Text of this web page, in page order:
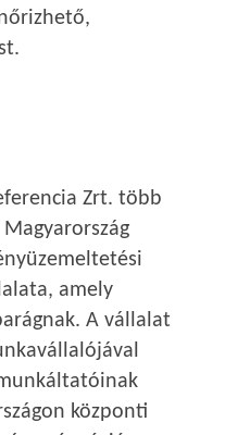
Zrt. több
amely
A vállalat
központi